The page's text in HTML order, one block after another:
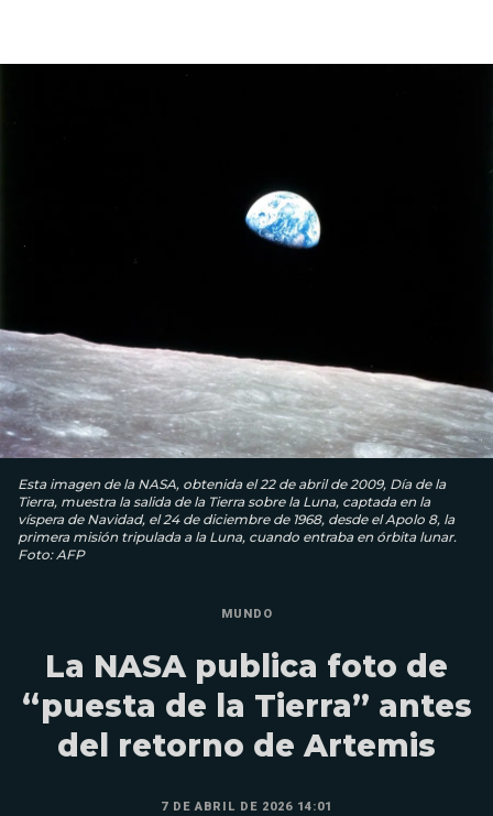
Esta imagen de la NASA, obtenida el 22 de abril de 2009, Día de la
Tierra, muestra la salida de la Tierra sobre la Luna, captada en la
víspera de Navidad, el 24 de diciembre de 1968, desde el Apolo 8, la
primera misión tripulada a la Luna, cuando entraba en órbita lunar.
Foto: AFP
MUNDO
La NASA publica foto de
“puesta de la Tierra” antes
del retorno de Artemis
7 DE ABRIL DE 2026 14:01